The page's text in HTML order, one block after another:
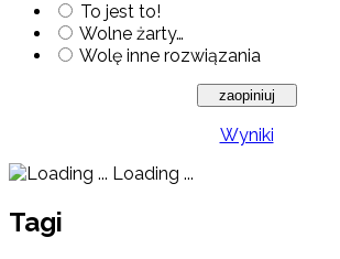
To jest to!
Wolne żarty…
Wolę inne rozwiązania
Wyniki
Loading ...
Tagi